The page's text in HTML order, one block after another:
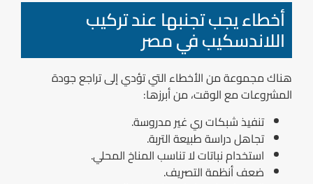
أخطاء يجب تجنبها عند تركيب
اللاندسكيب في مصر
هناك مجموعة من الأخطاء التي تؤدي إلى تراجع جودة
المشروعات مع الوقت، من أبرزها:
تنفيذ شبكات ري غير مدروسة.
تجاهل دراسة طبيعة التربة.
استخدام نباتات لا تناسب المناخ المحلي.
ضعف أنظمة التصريف.